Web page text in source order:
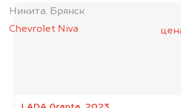
Никита, Брянск
Chevrolet Niva